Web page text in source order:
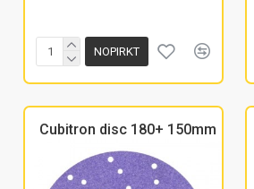
NOPIRKT
Cubitron disc 180+ 150mm